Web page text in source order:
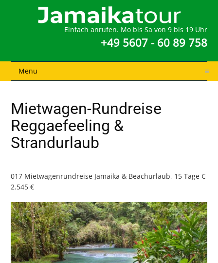
Einfach anrufen. Mo bis Sa von 9 bis 19 Uhr
+49 5607 - 60 89 758
Menu
Mietwagen-Rundreise
Reggaefeeling &
Strandurlaub
017 Mietwagenrundreise Jamaika & Beachurlaub, 15 Tage €
2.545 €